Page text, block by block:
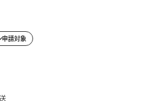
申請対象